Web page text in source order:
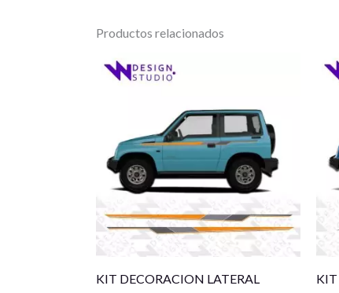
Productos relacionados
KIT DECORACION LATERAL
KIT